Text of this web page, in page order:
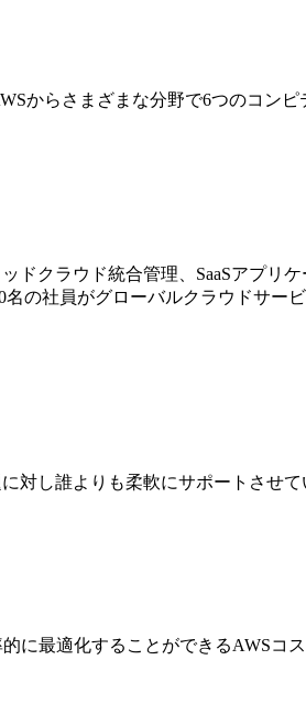
からさまざまな分野で6つのコン
クラウド統合管理、SaaSアプリ
の社員がグローバルクラウドサー
対し誰よりも柔軟にサポートさせて
に最適化することができるAWSコ